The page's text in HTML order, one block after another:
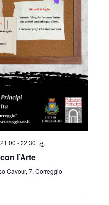
-22:30
l’Arte
Cavour, 7, Correggio